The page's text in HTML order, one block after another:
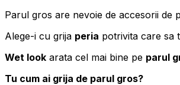
Parul gros are nevoie de accesorii de
Alege-i cu grija peria potrivita care sa
Wet look arata cel mai bine pe parul
Tu cum ai grija de parul gros?